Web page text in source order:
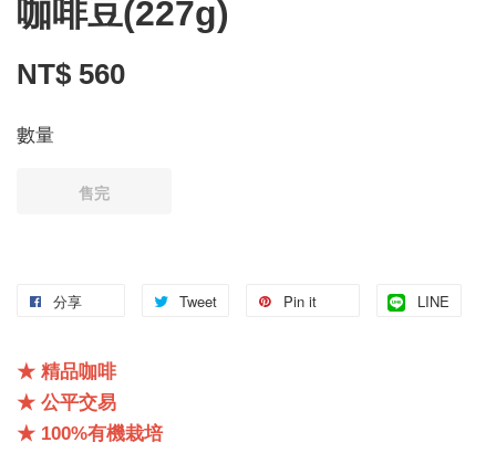
咖啡豆(227g)
NT$ 560
數量
售完
分享 Tweet Pin it LINE
★ 精品咖啡
★ 公平交易
★ 100%有機栽培